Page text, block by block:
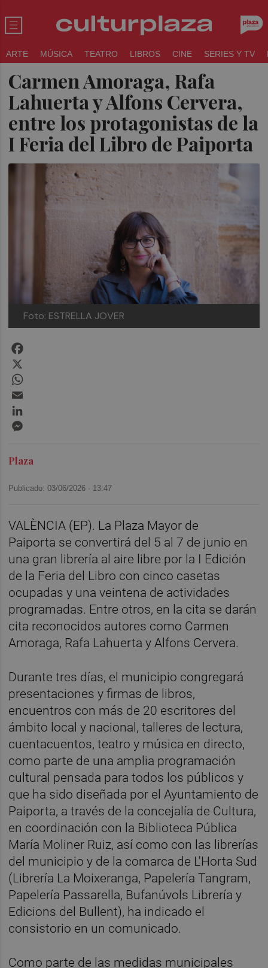
ARTE MÚSICA TEATRO LIBROS CINE SERIES Y TV
Carmen Amoraga, Rafa
Lahuerta y Alfons Cervera,
entre los protagonistas de la
I Feria del Libro de Paiporta
Foto: ESTRELLA JOVER
Plaza
Publicado: 03/06/2026 · 13:47
VALÈNCIA (EP). La Plaza Mayor de
Paiporta se convertirá del 5 al 7 de junio en
una gran librería al aire libre por la I Edición
de la Feria del Libro con cinco casetas
ocupadas y una veintena de actividades
programadas. Entre otros, en la cita se darán
cita reconocidos autores como Carmen
Amoraga, Rafa Lahuerta y Alfons Cervera.
Durante tres días, el municipio congregará
presentaciones y firmas de libros,
encuentros con más de 20 escritores del
ámbito local y nacional, talleres de lectura,
cuentacuentos, teatro y música en directo,
como parte de una amplia programación
cultural pensada para todos los públicos y
que ha sido diseñada por el Ayuntamiento de
Paiporta, a través de la concejalía de Cultura,
en coordinación con la Biblioteca Pública
María Moliner Ruiz, así como con las librerías
del municipio y de la comarca de L'Horta Sud
(Librería La Moixeranga, Papelería Tangram,
Papelería Passarella, Bufanúvols Librería y
Edicions del Bullent), ha indicado el
consistorio en un comunicado.
Como parte de las medidas municipales